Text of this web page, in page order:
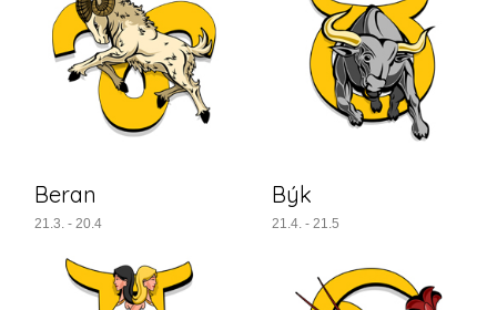
Beran
21.3. - 20.4
Býk
21.4. - 21.5